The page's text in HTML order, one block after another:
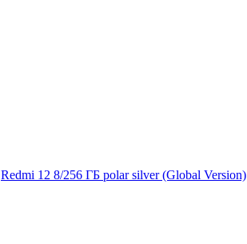
Redmi 12 8/256 ГБ polar silver (Global Version)